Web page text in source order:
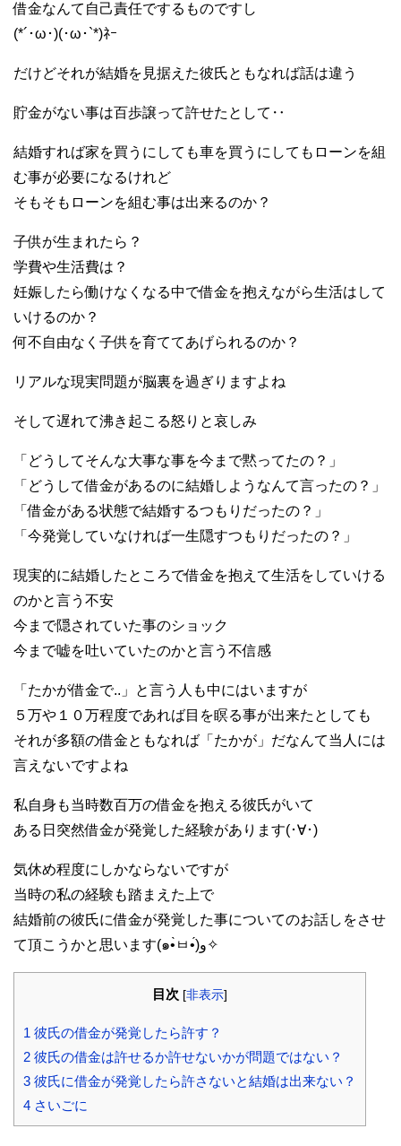
借金なんて自己責任でするものですし
(*´･ω･)(･ω･`*)ﾈｰ
だけどそれが結婚を見据えた彼氏ともなれば話は違う
貯金がない事は百歩譲って許せたとして‥
結婚すれば家を買うにしても車を買うにしてもローンを組
む事が必要になるけれど
そもそもローンを組む事は出来るのか？
子供が生まれたら？
学費や生活費は？
妊娠したら働けなくなる中で借金を抱えながら生活はして
いけるのか？
何不自由なく子供を育ててあげられるのか？
リアルな現実問題が脳裏を過ぎりますよね
そして遅れて沸き起こる怒りと哀しみ
「どうしてそんな大事な事を今まで黙ってたの？」
「どうして借金があるのに結婚しようなんて言ったの？」
「借金がある状態で結婚するつもりだったの？」
「今発覚していなければ一生隠すつもりだったの？」
現実的に結婚したところで借金を抱えて生活をしていける
のかと言う不安
今まで隠されていた事のショック
今まで嘘を吐いていたのかと言う不信感
「たかが借金で..」と言う人も中にはいますが
５万や１０万程度であれば目を瞑る事が出来たとしても
それが多額の借金ともなれば「たかが」だなんて当人には
言えないですよね
私自身も当時数百万の借金を抱える彼氏がいて
ある日突然借金が発覚した経験があります(･∀･)
気休め程度にしかならないですが
当時の私の経験も踏まえた上で
結婚前の彼氏に借金が発覚した事についてのお話しをさせ
て頂こうかと思います(๑•̀ㅂ•́)و✧
目次 [非表示]
1 彼氏の借金が発覚したら許す？
2 彼氏の借金は許せるか許せないかが問題ではない？
3 彼氏に借金が発覚したら許さないと結婚は出来ない？
4 さいごに